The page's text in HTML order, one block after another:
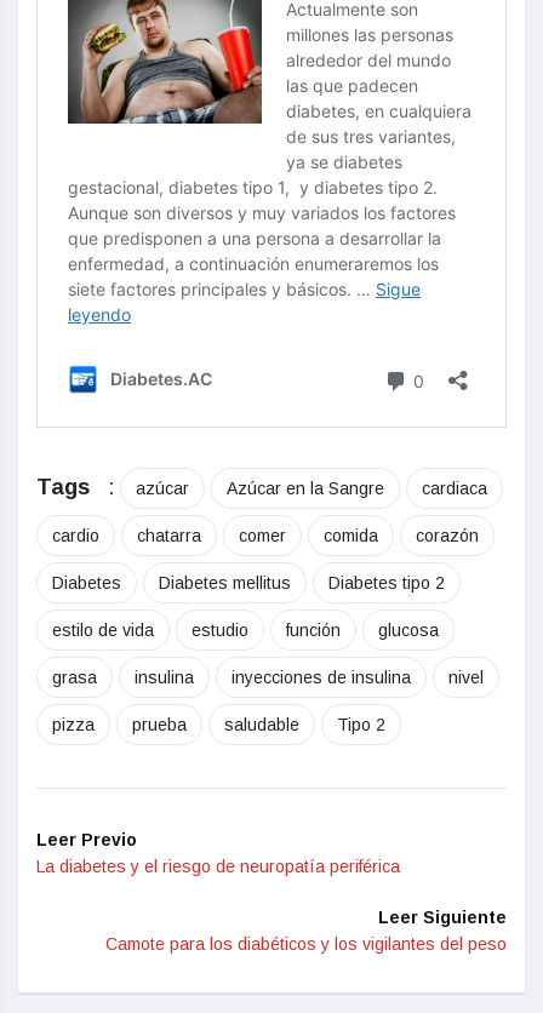
Tags : azúcar Azúcar en la Sangre cardiaca
cardio chatarra comer comida corazón
Diabetes Diabetes mellitus Diabetes tipo 2
estilo de vida estudio función glucosa
grasa insulina inyecciones de insulina nivel
pizza prueba saludable Tipo 2
Leer Previo
La diabetes y el riesgo de neuropatía periférica
Leer Siguiente
Camote para los diabéticos y los vigilantes del peso